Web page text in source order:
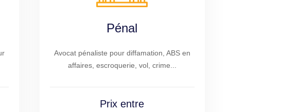
Pénal
Avocat pénaliste pour diffamation, ABS en
affaires, escroquerie, vol, crime...
Prix entre